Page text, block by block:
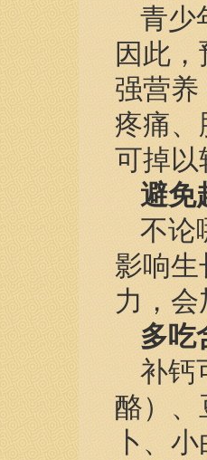
青少
因此
强营养
疼痛、
可掉以
避免
不论
影响
力，
多吃
补钙
酪）、
卜、